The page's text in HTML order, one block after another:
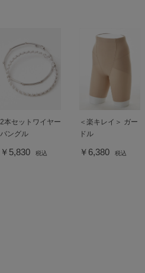
2本セットワイヤー
バングル
￥5,830 税込
＜楽キレイ＞ ガー
ドル
￥6,380 税込